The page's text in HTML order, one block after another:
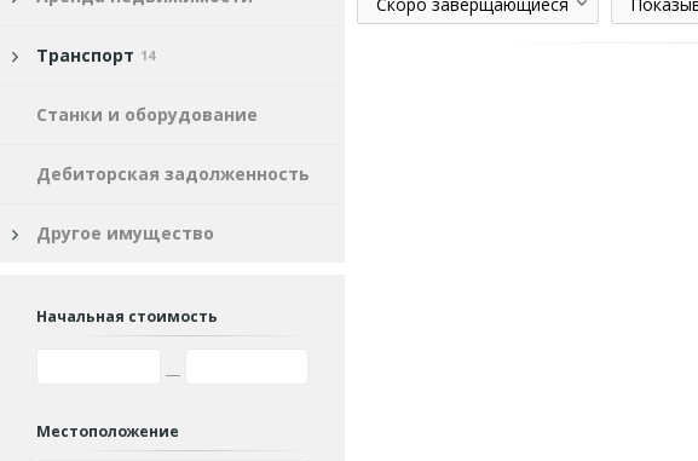
Транспорт 14
Станки и оборудование
Дебиторская задолженность
Другое имущество
Начальная стоимость
Местоположение